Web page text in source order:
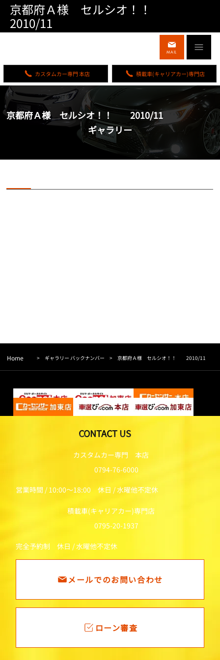
積載車(キャリアカー)専門店
カスタムカー専門 本店
MAIL
京都府Ａ様 セルシオ！！
2010/11
京都府Ａ様 セルシオ！！ 2010/11
ギャラリー
Home > ギャラリー バックナンバー >京都府Ａ様 セルシオ！！ 2010/11
ローン審査
メールでのお問い合わせ
積載車(キャリアカー)専門店
0795-20-1937
完全予約制 休日 / 水曜他不定休
カスタムカー専門 本店
0794-76-6000
営業時間 / 10:00～18:00 休日 / 水曜他不定休
CONTACT US